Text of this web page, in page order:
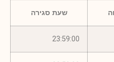
שעת סגירה
23:59:00